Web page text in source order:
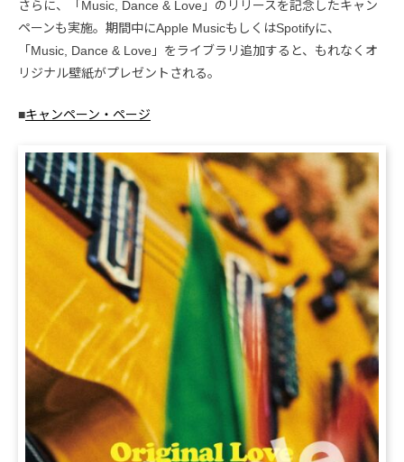
さらに、「Music, Dance & Love」のリリースを記念したキャン
ペーンも実施。期間中にApple MusicもしくはSpotifyに、
「Music, Dance & Love」をライブラリ追加すると、もれなくオ
リジナル壁紙がプレゼントされる。
■キャンペーン・ページ